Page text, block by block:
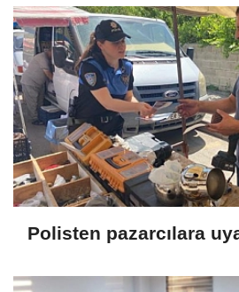
Polisten pazarcılara